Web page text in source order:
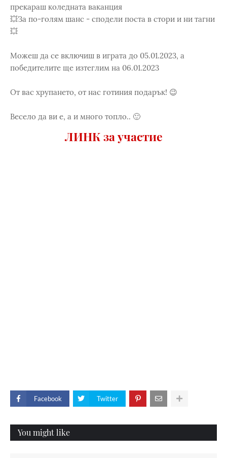
прекараш коледната ваканция
💥За по-голям шанс - сподели поста в стори и ни тагни
💥
Moжеш да се включиш в играта до 05.01.2023, а
победителите ще изтеглим на 06.01.2023
От вас хрупането, от нас готиния подарък! 😉
Весело да ви е, а и много топло.. 🙂
ЛИНК за участие
Facebook Twitter
You might like